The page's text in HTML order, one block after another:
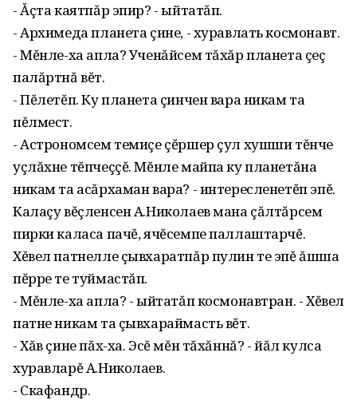
- Ăçта каятпăр эпир? - ыйтатăп.
- Архимеда планета çине, - хуравлать космонавт.
- Мĕнле-ха апла? Ученăйсем тăхăр планета çеç
палăртнă вĕт.
- Пĕлетĕп. Ку планета çинчен вара никам та
пĕлмест.
- Астрономсем темиçе çĕршер çул хушши тĕнче
уçлăхне тĕпчеççĕ. Мĕнле майпа ку планетăна
никам та асăрхаман вара? - интересленетĕп эпĕ.
Калаçу вĕçленсен А.Николаев мана çăлтăрсем
пирки каласа пачĕ, ячĕсемпе паллаштарчĕ.
Хĕвел патнелле çывхаратпăр пулин те эпĕ ăшша
пĕрре те туймастăп.
- Мĕнле-ха апла? - ыйтатăп космонавтран. - Хĕвел
патне никам та çывхараймасть вĕт.
- Хăв çине пăх-ха. Эсĕ мĕн тăхăннă? - йăл кулса
хуравларĕ А.Николаев.
- Скафандр.